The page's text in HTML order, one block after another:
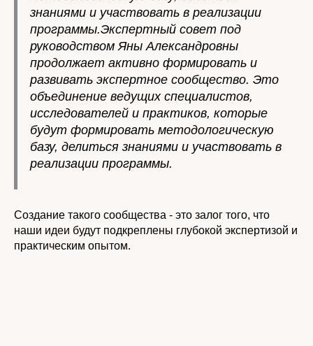
знаниями и участвовать в реализации
программы.Экспертный совет под
руководством Яны Александровны
продолжает активно формировать и
развивать экспертное сообщество. Это
объединение ведущих специалистов,
исследователей и практиков, которые
будут формировать методологическую
базу, делиться знаниями и участвовать в
реализации программы.
Создание такого сообщества - это залог того, что
наши идеи будут подкреплены глубокой экспертизой и
практическим опытом.